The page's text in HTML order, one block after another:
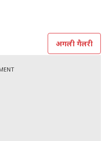
अगली गैलरी